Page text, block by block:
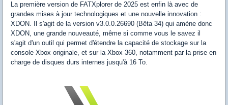
La première version de FATXplorer de 2025 est enfin là avec de
grandes mises à jour technologiques et une nouvelle innovation :
XDON. Il s'agit de la version v3.0.0.26690 (Bêta 34) qui amène donc
XDON, une grande nouveauté, même si comme vous le savez il
s'agit d'un outil qui permet d'étendre la capacité de stockage sur la
console Xbox originale, et sur la Xbox 360, notamment par la prise en
charge de disques durs internes jusqu'à 16 To.